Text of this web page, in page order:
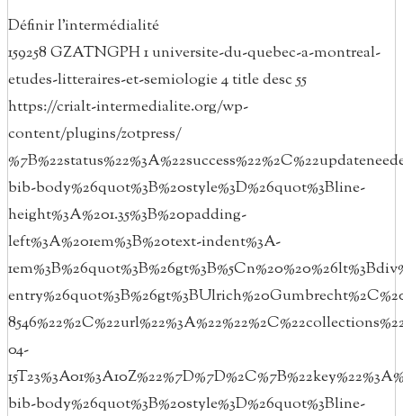
Définir l’intermédialité
159258 GZATNGPH1universite-du-quebec-a-montreal-
etudes-litteraires-et-semiologie4 titledesc55
https://crialt-intermedialite.org/wp-
content/plugins/zotpress/
bib-body%26quot%3B%20style%3D%26quot%3Bline-
height%3A%201.35%3B%20padding-
left%3A%201em%3B%20text-indent%3A-
04-
bib-body%26quot%3B%20style%3D%26quot%3Bline-